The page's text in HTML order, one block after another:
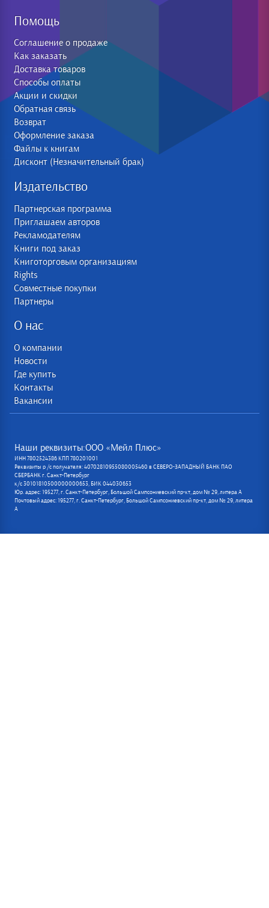
Помощь
Соглашение о продаже
Как заказать
Доставка товаров
Способы оплаты
Акции и скидки
Обратная связь
Возврат
Оформление заказа
Файлы к книгам
Дисконт (Незначительный брак)
Издательство
Партнерская программа
Приглашаем авторов
Рекламодателям
Книги под заказ
Книготорговым организациям
Rights
Совместные покупки
Партнеры
О нас
О компании
Новости
Где купить
Контакты
Вакансии
Наши реквизиты:ООО «Мейл Плюс»
ИНН 7802524386 КПП 780201001
Реквизиты р /с получателя: 40702810955080005460 в СЕВЕРО-ЗАПАДНЫЙ БАНК ПАО
СБЕРБАНК г. Санкт-Петербург
к/с 30101810500000000653, БИК 044030653
Юр. адрес: 195277, г. Санкт-Петербург, Большой Сампсониевский пр-кт, дом № 29, литера А
Почтовый адрес: 195277, г. Санкт-Петербург, Большой Сампсониевский пр-кт, дом № 29, литера
А